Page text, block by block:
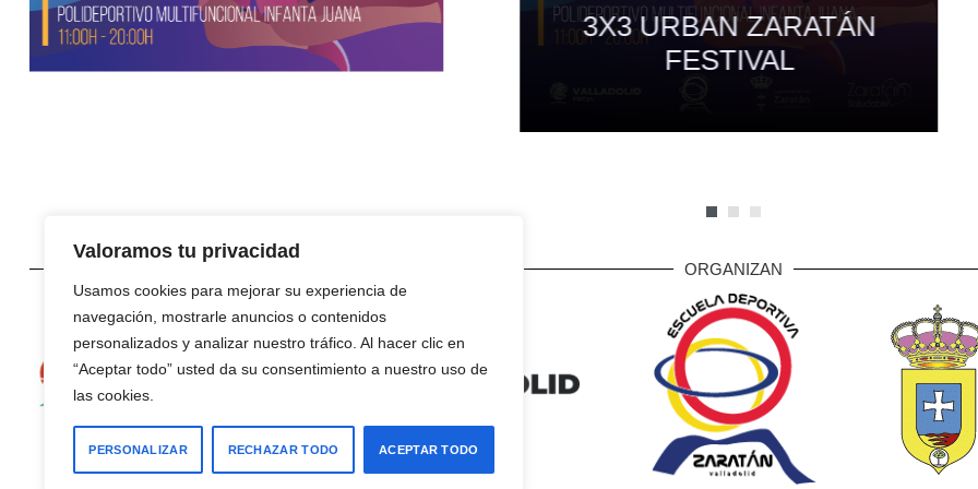
Valoramos tu privacidad
Usamos cookies para mejorar su experiencia de
navegación, mostrarle anuncios o contenidos
personalizados y analizar nuestro tráfico. Al hacer clic en
“Aceptar todo” usted da su consentimiento a nuestro uso de
las cookies.
PERSONALIZAR RECHAZAR TODO ACEPTAR TODO
3X3 3X3URBAN ZARATÁN
FESTIVAL
ORGANIZAN